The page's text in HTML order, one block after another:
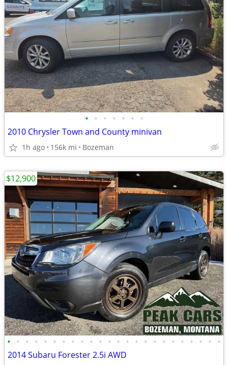
• • • • • • •
2010 Chrysler Town and County minivan
1h ago 156k mi Bozeman
• • • • • • • • • • • • • • • • • • • • • • • •
2014 Subaru Forester 2.5i AWD
$12,900